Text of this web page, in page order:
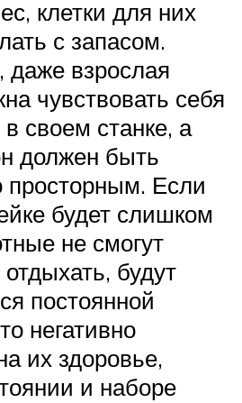
клетки для них
с запасом.
даже взрослая
чувствовать себя
своем станке, а
должен быть
просторным. Если
будет слишком
не смогут
будут
постоянной
негативно
их здоровье,
и наборе